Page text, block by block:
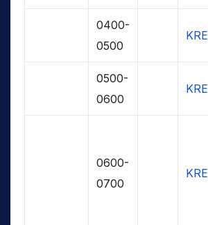
0400-
0500
KRE
0500-
0600
KRE
0600-
0700
KRE